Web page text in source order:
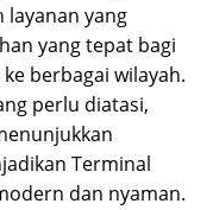
yang
yang tepat bagi
berbagai wilayah.
perlu diatasi,
Terminal
dan nyaman.